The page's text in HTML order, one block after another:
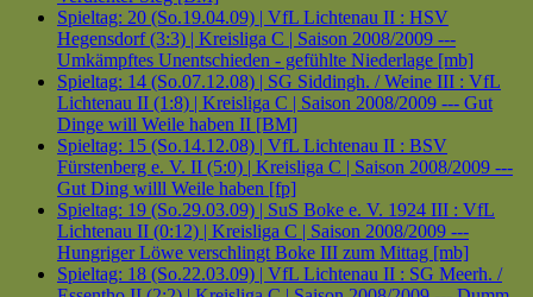
Spieltag: 20 (So.19.04.09) | VfL Lichtenau II : HSV
Hegensdorf (3:3) | Kreisliga C | Saison 2008/2009 ---
Umkämpftes Unentschieden - gefühlte Niederlage [mb]
Spieltag: 14 (So.07.12.08) | SG Siddingh. / Weine III : VfL
Lichtenau II (1:8) | Kreisliga C | Saison 2008/2009 --- Gut
Dinge will Weile haben II [BM]
Spieltag: 15 (So.14.12.08) | VfL Lichtenau II : BSV
Fürstenberg e. V. II (5:0) | Kreisliga C | Saison 2008/2009 ---
Gut Ding willl Weile haben [fp]
Spieltag: 19 (So.29.03.09) | SuS Boke e. V. 1924 III : VfL
Lichtenau II (0:12) | Kreisliga C | Saison 2008/2009 ---
Hungriger Löwe verschlingt Boke III zum Mittag [mb]
Spieltag: 18 (So.22.03.09) | VfL Lichtenau II : SG Meerh. /